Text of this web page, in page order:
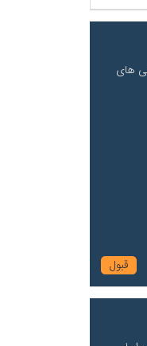
های